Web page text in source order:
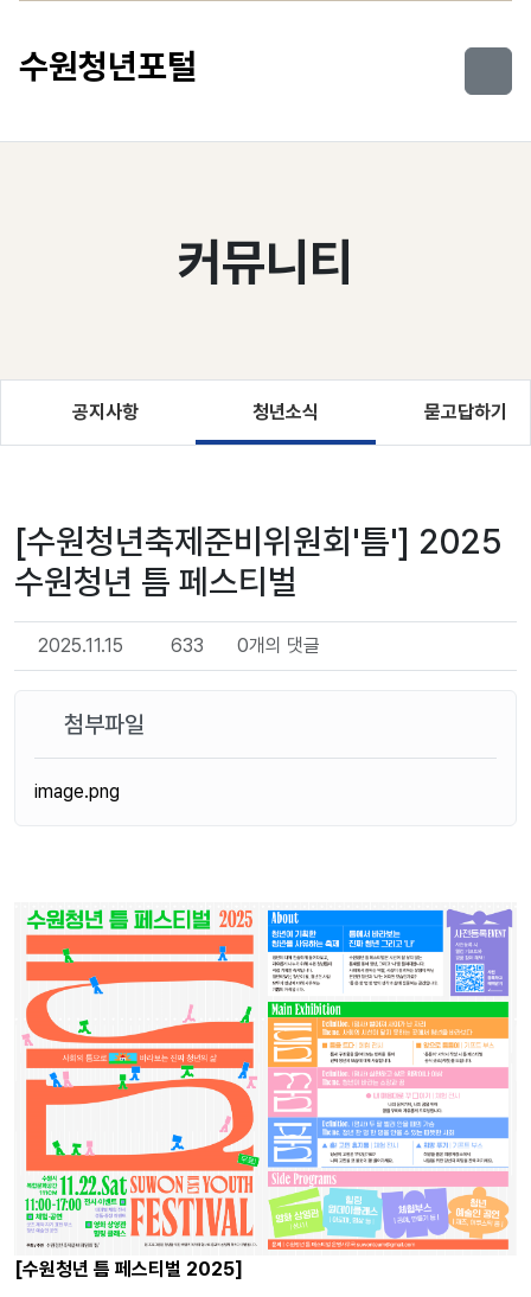
수원청년포털
커뮤니티
공지사항 청년소식 묻고답하기
[수원청년축제준비위원회'틈'] 2025
수원청년 틈 페스티벌
2025.11.15 633 0개의 댓글
첨부파일
image.png
[수원청년 틈 페스티벌 2025]